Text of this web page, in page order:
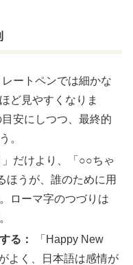
ートペンでは細かな
ど見やすくなりま
安にしつつ、最終的
。
」だけより、「○○ちゃ
ほうが、誰のために用
ローマ字のつづりは
る：
「Happy New
よく、日本語は感情が